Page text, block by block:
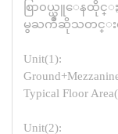
စြာ၀ယ္ယူေနထိုင္ႏို
မွႀကိဳဆိုသတင္းေ
Unit(1):
Typical Floor
Unit(2):